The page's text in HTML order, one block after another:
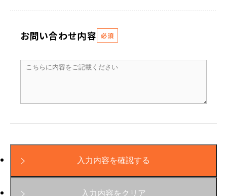
お問い合わせ内容 必須